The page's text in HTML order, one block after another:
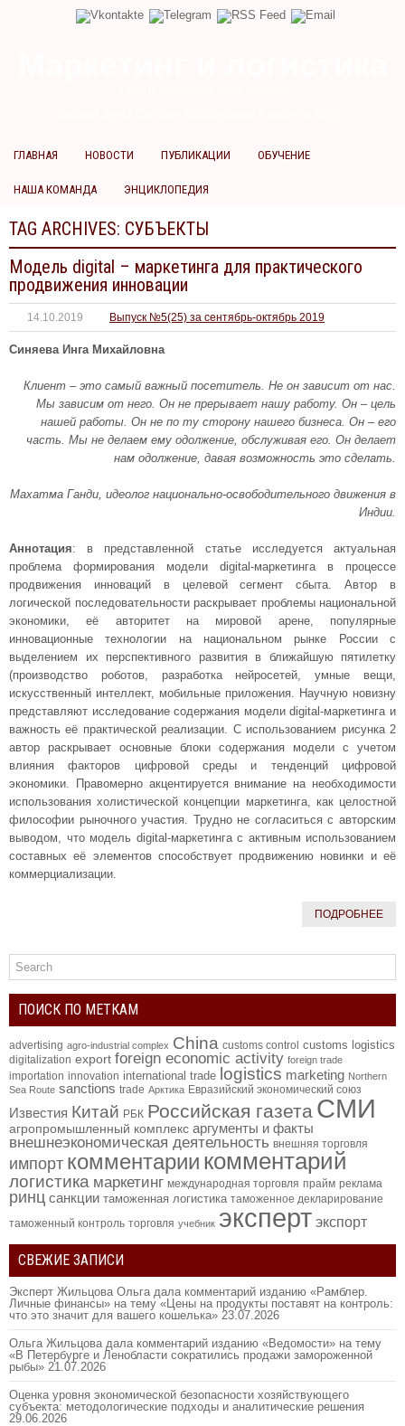
ГЛАВНАЯ НОВОСТИ ПУБЛИКАЦИИ ОБУЧЕНИЕ
НАША КОМАНДА ЭНЦИКЛОПЕДИЯ
TAG ARCHIVES: СУБЪЕКТЫ
Модель digital – маркетинга для практического
продвижения инновации
14.10.2019 Выпуск №5(25) за сентябрь-октябрь 2019
Синяева Инга Михайловна
Клиент – это самый важный посетитель. Не он зависит от нас.
Мы зависим от него. Он не прерывает нашу работу. Он – цель
нашей работы. Он не по ту сторону нашего бизнеса. Он – его
часть. Мы не делаем ему одолжение, обслуживая его. Он делает
нам одолжение, давая возможность это сделать.
Махатма Ганди, идеолог национально-освободительного движения в
Индии.
Аннотация: в представленной статье исследуется актуальная
проблема формирования модели digital-маркетинга в процессе
продвижения инноваций в целевой сегмент сбыта. Автор в
логической последовательности раскрывает проблемы национальной
экономики, её авторитет на мировой арене, популярные
инновационные технологии на национальном рынке России с
выделением их перспективного развития в ближайшую пятилетку
(производство роботов, разработка нейросетей, умные вещи,
искусственный интеллект, мобильные приложения. Научную новизну
представляют исследование содержания модели digital-маркетинга и
важность её практической реализации. С использованием рисунка 2
автор раскрывает основные блоки содержания модели с учетом
влияния факторов цифровой среды и тенденций цифровой
экономики. Правомерно акцентируется внимание на необходимости
использования холистической концепции маркетинга, как целостной
философии рыночного участия. Трудно не согласиться с авторским
выводом, что модель digital-маркетинга с активным использованием
составных её элементов способствует продвижению новинки и её
коммерциализации.
ПОДРОБНЕЕ
ПОИСК ПО МЕТКАМ
advertising agro-industrial complex China customs control customs logistics
digitalization export foreign economic activity foreign trade
importation innovation international trade logistics marketing Northern
Sea Route sanctions trade Арктика Евразийский экономический союз
Известия Китай РБК Российская газета СМИ
агропромышленный комплекс аргументы и факты
внешнеэкономическая деятельность внешняя торговля
импорт комментарии комментарий
логистика маркетинг международная торговля прайм реклама
ринц санкции таможенная логистика таможенное декларирование
таможенный контроль торговля учебник эксперт экспорт
СВЕЖИЕ ЗАПИСИ
Эксперт Жильцова Ольга дала комментарий изданию «Рамблер.
Личные финансы» на тему «Цены на продукты поставят на контроль:
что это значит для вашего кошелька» 23.07.2026
Ольга Жильцова дала комментарий изданию «Ведомости» на тему
«В Петербурге и Ленобласти сократились продажи замороженной
рыбы» 21.07.2026
Оценка уровня экономической безопасности хозяйствующего
субъекта: методологические подходы и аналитические решения
29.06.2026